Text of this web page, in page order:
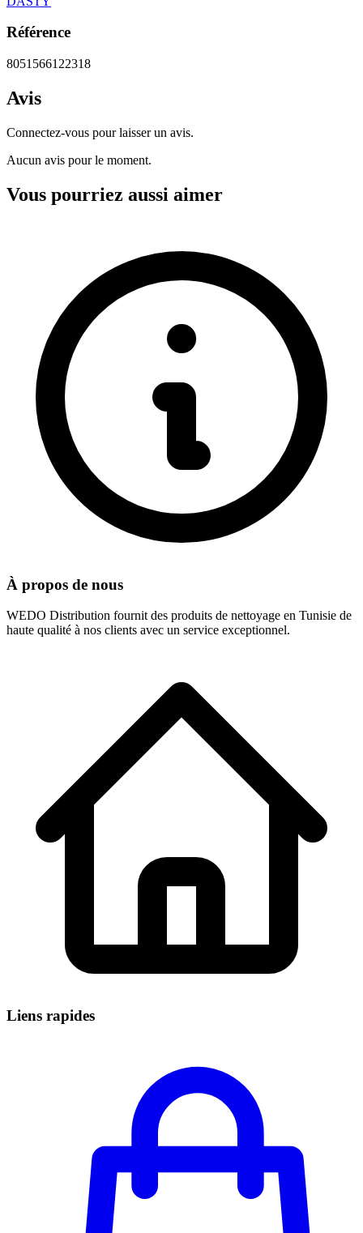
Référence
8051566122318
Avis
Connectez-vous pour laisser un avis.
Aucun avis pour le moment.
Vous pourriez aussi aimer
À propos de nous
WEDO Distribution fournit des produits de nettoyage en Tunisie de
haute qualité à nos clients avec un service exceptionnel.
Liens rapides